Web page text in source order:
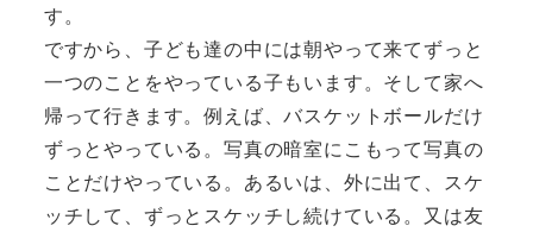
す。
ですから、子ども達の中には朝やって来てずっと
一つのことをやっている子もいます。そして家へ
帰って行きます。例えば、バスケットボールだけ
ずっとやっている。写真の暗室にこもって写真の
ことだけやっている。あるいは、外に出て、スケ
ッチして、ずっとスケッチし続けている。又は友